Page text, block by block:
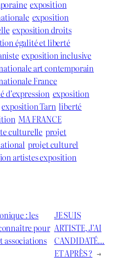
exposition
exposition
exposition droits
égalité et liberté
exposition inclusive
art contemporain
France
d’expression exposition
exposition Tarn liberté
MA FRANCE
culturelle projet
projet culturel
artistes exposition
: les
pour
associations
JE SUIS
ARTISTE, J’AI
CANDIDATÉ…
ET APRÈS ? →